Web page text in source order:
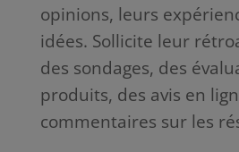
opinions, leurs
idées. Sollicite leur
des sondages, des
produits, des avis en
commentaires sur les